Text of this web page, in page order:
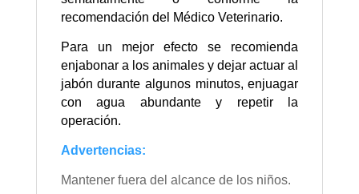
recomendación del Médico Veterinario.
Para un mejor efecto se recomienda
enjabonar a los animales y dejar actuar al
jabón durante algunos minutos, enjuagar
con agua abundante y repetir la
operación.
Advertencias:
Mantener fuera del alcance de los niños.